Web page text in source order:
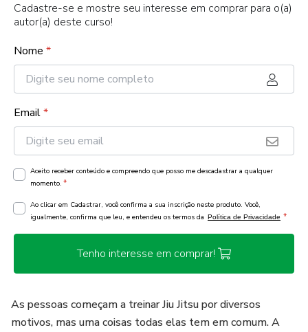
Cadastre-se e mostre seu interesse em comprar para o(a)
autor(a) deste curso!
Nome *
Email*
Aceito receber conteúdo e compreendo que posso me descadastrar a qualquer
momento. *
Ao clicar em Cadastrar, você confirma a sua inscrição neste produto. Você,
igualmente, confirma que leu, e entendeu os termos da Política de Privacidade *
Tenho interesse em comprar!
As pessoas começam a treinar Jiu Jitsu por diversos
motivos, mas uma coisas todas elas tem em comum. A